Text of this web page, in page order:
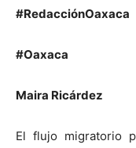
#RedacciónOaxaca
#Oaxaca
Maira Ricárdez
El flujo migratorio